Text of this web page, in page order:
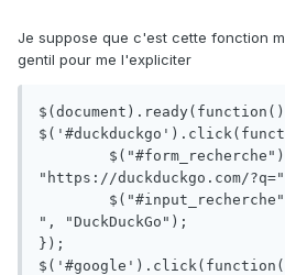
Je suppose que c'est cette fonction
gentil pour me l'expliciter
"https://duckduckgo.com/
", "DuckDuckGo");
});